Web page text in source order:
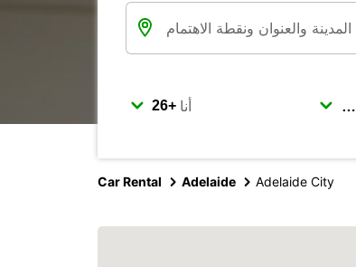
أنا
Car Rental Adelaide Adelaide City